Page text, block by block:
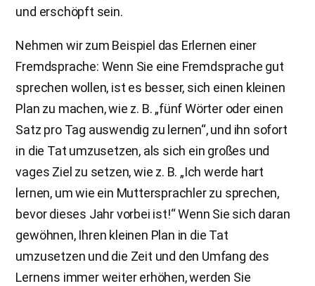
und erschöpft sein.
Nehmen wir zum Beispiel das Erlernen einer
Fremdsprache: Wenn Sie eine Fremdsprache gut
sprechen wollen, ist es besser, sich einen kleinen
Plan zu machen, wie z. B. „fünf Wörter oder einen
Satz pro Tag auswendig zu lernen“, und ihn sofort
in die Tat umzusetzen, als sich ein großes und
vages Ziel zu setzen, wie z. B. „Ich werde hart
lernen, um wie ein Muttersprachler zu sprechen,
bevor dieses Jahr vorbei ist!“ Wenn Sie sich daran
gewöhnen, Ihren kleinen Plan in die Tat
umzusetzen und die Zeit und den Umfang des
Lernens immer weiter erhöhen, werden Sie